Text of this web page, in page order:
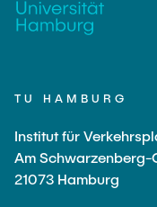
TU HAMBURG
Institut für
Am Schwarzenberg-
21073 Hamburg